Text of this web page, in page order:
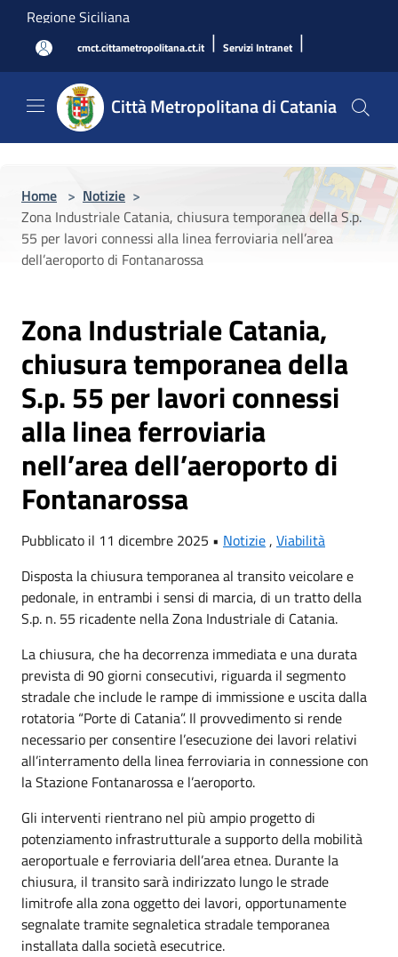
Salta al contenuto principale
Regione Siciliana
cmct.cittametropolitana.ct.it | Servizi Intranet |
Città Metropolitana di Catania
Home > Notizie >
Zona Industriale Catania, chiusura temporanea della S.p.
55 per lavori connessi alla linea ferroviaria nell’area
dell’aeroporto di Fontanarossa
Zona Industriale Catania,
chiusura temporanea della
S.p. 55 per lavori connessi
alla linea ferroviaria
nell’area dell’aeroporto di
Fontanarossa
Pubblicato il 11 dicembre 2025 • Notizie, Viabilità
Disposta la chiusura temporanea al transito veicolare e
pedonale, in entrambi i sensi di marcia, di un tratto della
S.p. n. 55 ricadente nella Zona Industriale di Catania.
La chiusura, che ha decorrenza immediata e una durata
prevista di 90 giorni consecutivi, riguarda il segmento
stradale che include le rampe di immissione e uscita dalla
rotatoria “Porte di Catania”. Il provvedimento si rende
necessario per consentire l’esecuzione dei lavori relativi
all’interramento della linea ferroviaria in connessione con
la Stazione Fontanarossa e l’aeroporto.
Gli interventi rientrano nel più ampio progetto di
potenziamento infrastrutturale a supporto della mobilità
aeroportuale e ferroviaria dell’area etnea. Durante la
chiusura, il transito sarà indirizzato lungo le strade
limitrofe alla zona oggetto dei lavori, opportunamente
segnalate tramite segnaletica stradale temporanea
installata dalla società esecutrice.